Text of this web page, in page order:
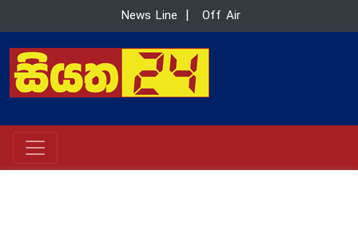
News Line Off Air